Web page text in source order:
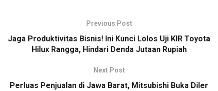
Previous Post
Jaga Produktivitas Bisnis! Ini Kunci Lolos Uji KIR Toyota
Hilux Rangga, Hindari Denda Jutaan Rupiah
Next Post
Perluas Penjualan di Jawa Barat, Mitsubishi Buka Diler